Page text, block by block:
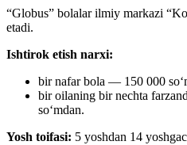
“Globus” bolalar ilmiy markazi
etadi.
Ishtirok etish narxi:
bir nafar bola — 150 000
bir oilaning bir nechta
soʻmdan.
Yosh toifasi: 5 yoshdan 14